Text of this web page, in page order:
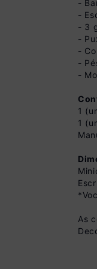
-
-
- 3
-
-
-
-
1
1
As